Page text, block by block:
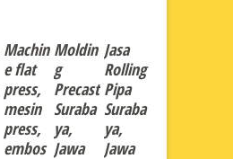
Machin
e flat
press,
mesin
press,
embos
Moldin
g
Precast
Suraba
ya,
Jawa
Jasa
Rolling
Pipa
Suraba
ya,
Jawa